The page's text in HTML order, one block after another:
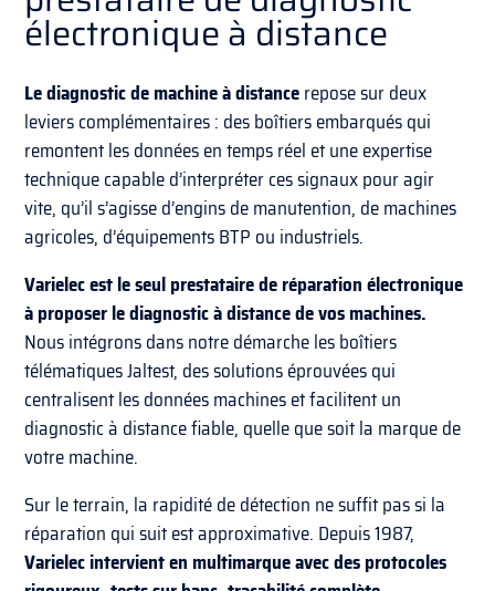
électronique à distance
Le diagnostic de machine à distancerepose sur deux
leviers complémentaires : des boîtiers embarqués qui
remontent les données en temps réel et une expertise
technique capable d’interpréter ces signaux pour agir
vite, qu’il s’agisse d’engins de manutention, de machines
agricoles, d’équipements BTP ou industriels.
Varielecest le seul prestataire de réparation électronique
à proposer le diagnostic à distance de vos machines.
Nous intégrons dans notre démarche les boîtiers
télématiques Jaltest, des solutions éprouvées qui
centralisent les données machines et facilitent un
diagnostic à distance fiable, quelle que soit la marque de
votre machine.
Sur le terrain, la rapidité de détection ne suffit pas si la
réparation qui suit est approximative. Depuis 1987,
Varielec intervient en multimarque avec des protocoles